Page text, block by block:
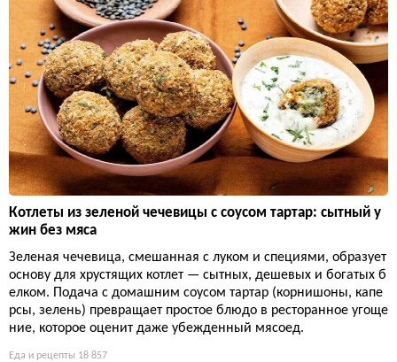
Котлеты из зеленой чечевицы с соусом тартар: сытный у
жин без мяса
Зеленая чечевица, смешанная с луком и специями, образует
основу для хрустящих котлет — сытных, дешевых и богатых б
елком. Подача с домашним соусом тартар (корнишоны, капе
рсы, зелень) превращает простое блюдо в ресторанное угоще
ние, которое оценит даже убежденный мясоед.
Еда и рецепты 18 857